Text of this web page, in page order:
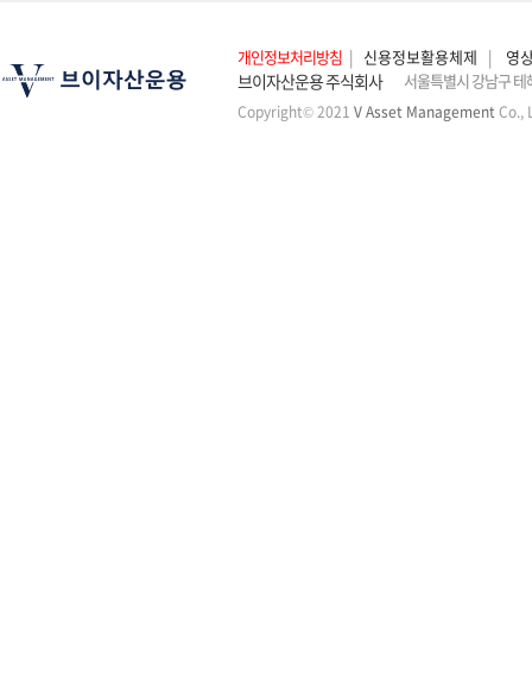
개인정보처리방침 | 신용정보활용체제 | 영
브이자산운용 주식회사 서울특별시 강남구
Copyright© 2021 V Asset ManagementCo.,